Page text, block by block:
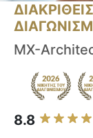
MX-
8.8